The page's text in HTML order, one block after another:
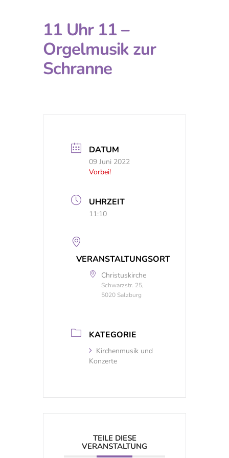
11 Uhr 11 –
Orgelmusik zur
Schranne
DATUM
09 Juni 2022
Vorbei!
UHRZEIT
11:10
VERANSTALTUNGSORT
Christuskirche
Schwarzstr. 25,
5020 Salzburg
KATEGORIE
Kirchenmusik und
Konzerte
TEILE DIESE
VERANSTALTUNG